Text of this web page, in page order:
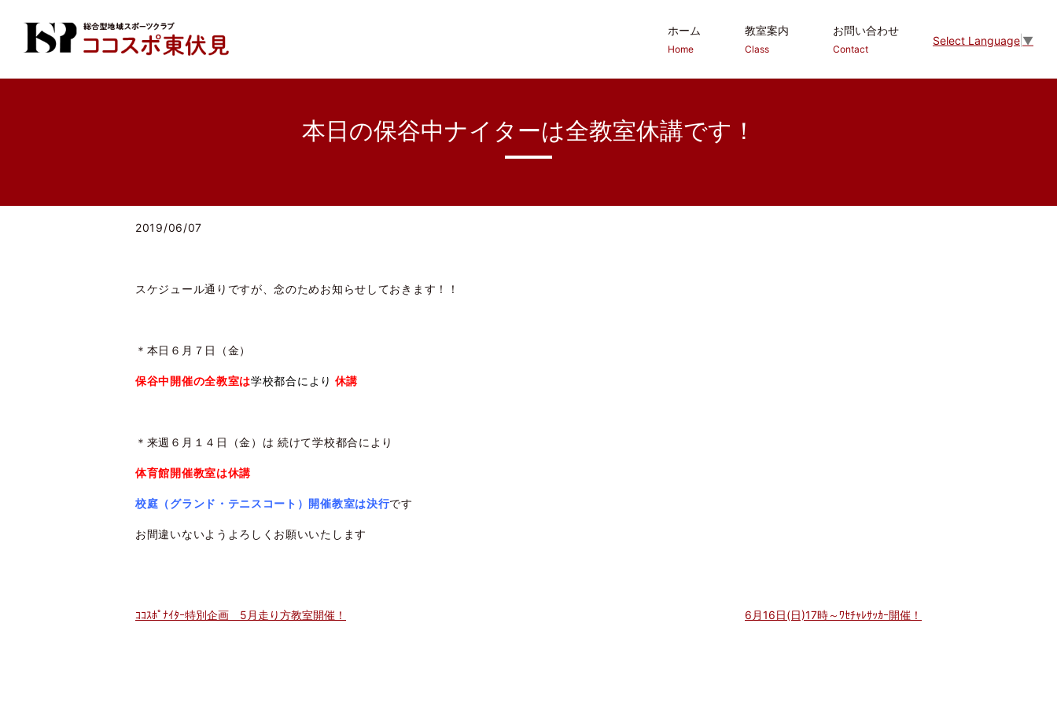
Select Language ▼
ホーム
Home
教室案内
Class
お問い合わせ
Contact
本日の保谷中ナイターは全教室休講です！
2019/06/07
スケジュール通りですが、念のためお知らせしておきます！！
＊本日６月７日（金）
保谷中開催の全教室は学校都合により 休講
＊来週６月１４日（金）は 続けて学校都合により
体育館開催教室は休講
校庭（グランド・テニスコート）開催教室は決行です
お間違いないようよろしくお願いいたします
ｺｺｽﾎﾟﾅｲﾀｰ特別企画 5月走り方教室開催！ 6月16日(日)17時～ﾜｾﾁｬﾚｻｯｶｰ開催！